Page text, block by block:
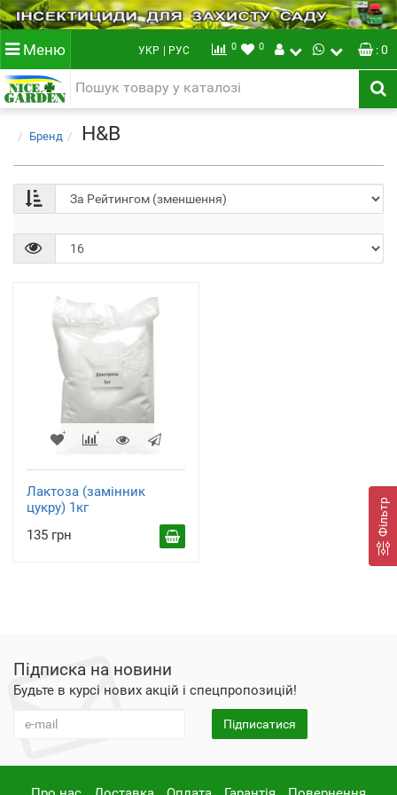
Меню УКР | РУС 0 0 : 0
Бренд H&B
Фільтр
Лактоза (замінник
цукру) 1кг
135 грн
Підписка на новини
Будьте в курсі нових акцій і спецпропозицій!
Підписатися